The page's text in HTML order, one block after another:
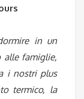
in un
alle famiglie,
i nostri plus
termico, la